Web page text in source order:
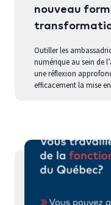
nouveau
Outiller les
numérique au sein de
une réflexion
efficacement la mise